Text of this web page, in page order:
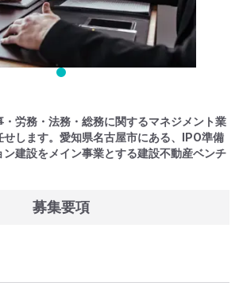
労務・法務・総務に関するマネジメント業
します。愛知県名古屋市にある、IPO準備
建設をメイン事業とする建設不動産ベンチ
募集要項